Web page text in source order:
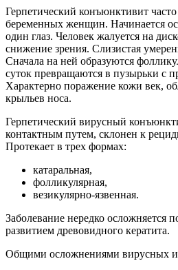
Герпетический конъюнктивит часто
беременных женщин. Начинается
один глаз. Человек жалуется на
снижение зрения. Слизистая
Сначала на ней образуются
суток превращаются в пузырьки с
Характерно поражение кожи век,
крыльев носа.
Герпетический вирусный
контактным путем, склонен к
Протекает в трех формах:
катаральная,
фолликулярная,
везикулярно-язвенная.
Заболевание нередко осложняется
развитием древовидного кератита.
Общими осложнениями вирусных